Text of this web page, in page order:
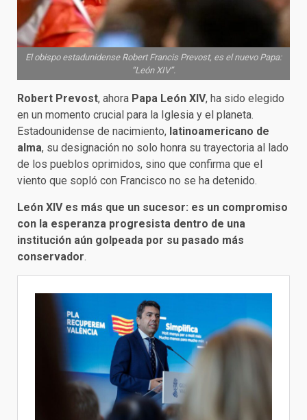
El obispo estadunidense Robert Francis Prevost, es el nuevo Papa:
“León XIV”.
Robert Prevost, ahora Papa León XIV, ha sido elegido
en un momento crucial para la Iglesia y el planeta.
Estadounidense de nacimiento, latinoamericano de
alma, su designación no solo honra su trayectoria al lado
de los pueblos oprimidos, sino que confirma que el
viento que sopló con Francisco no se ha detenido.
León XIV es más que un sucesor: es un compromiso
con la esperanza progresista dentro de una
institución aún golpeada por su pasado más
conservador.